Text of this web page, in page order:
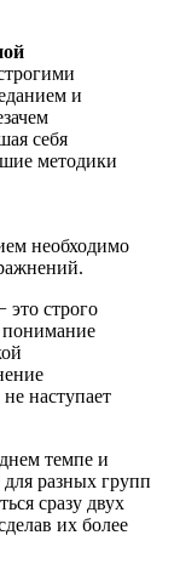
и
себя
методики
необходимо
это строго
понимание
наступает
темпе и
разных групп
сразу двух
их более